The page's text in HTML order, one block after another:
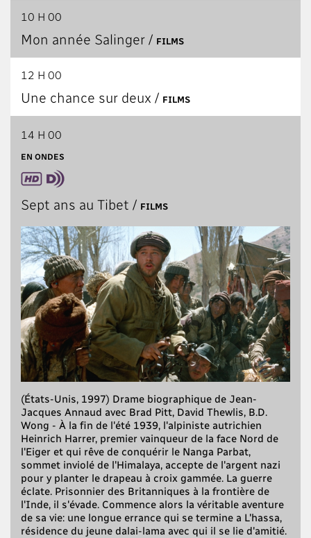
10 H 00
Mon année Salinger / FILMS
12 H 00
Une chance sur deux / FILMS
14 H 00
EN ONDES
Sept ans au Tibet / FILMS
(États-Unis, 1997) Drame biographique de Jean-
Jacques Annaud avec Brad Pitt, David Thewlis, B.D.
Wong - À la fin de l'été 1939, l'alpiniste autrichien
Heinrich Harrer, premier vainqueur de la face Nord de
l'Eiger et qui rêve de conquérir le Nanga Parbat,
sommet inviolé de l'Himalaya, accepte de l'argent nazi
pour y planter le drapeau à croix gammée. La guerre
éclate. Prisonnier des Britanniques à la frontière de
l'Inde, il s'évade. Commence alors la véritable aventure
de sa vie: une longue errance qui se termine a L'hassa,
résidence du jeune dalai-lama avec qui il se lie d'amitié.